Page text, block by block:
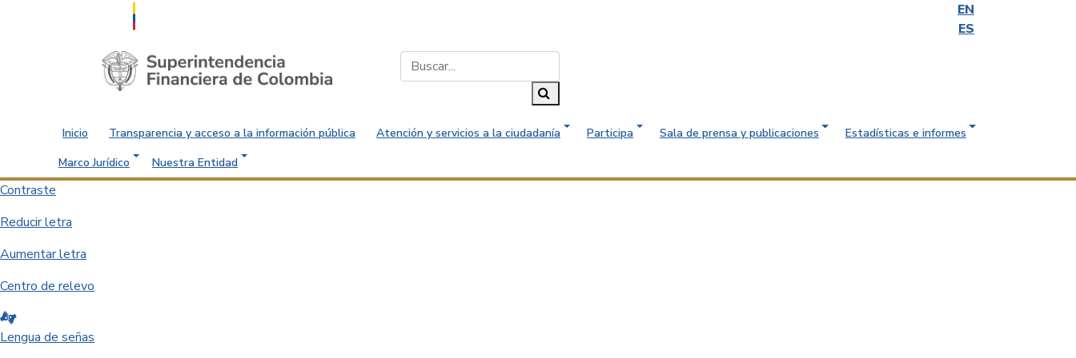
EN
ES
Saltar al contenido principal
Inicio Transparencia y acceso a la información pública Atención y servicios a la ciudadanía Participa Sala de prensa y publicaciones
Estadísticas e informes
Marco Jurídico
Nuestra Entidad
Contraste
Reducir letra
Aumentar letra
Centro de relevo
Lengua de señas